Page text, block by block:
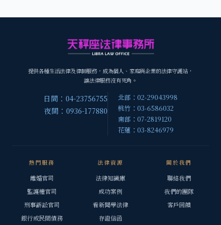
提供各種生活法律及律師服務，成為個人、家庭與企業的法律守護站，
讓法律服務沒有死角。
日間：04-23756755
夜間：0936-177880
北部：02-29043998
桃竹：03-6586032
南部：07-2819120
花蓮：03-8246979
熱門服務
離婚官司
監護權官司
刑事訴訟官司
銀行或民間債務
法律資源
法律知識庫
成功案例
看新聞學法律
存證信函
關於我們
聯絡我們
我們的團隊
客戶回饋